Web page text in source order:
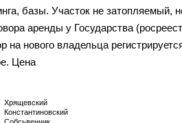
базы. Участок не затопляемый,
аренды у Государства
на нового владельца
Цена
Хрящевский
Константиновский